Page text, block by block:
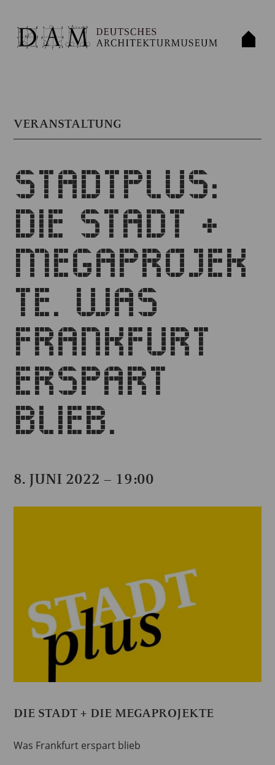
VERANSTALTUNG
STADTPLUS:
DIE STADT +
MEGAPROJEK
TE. WAS
FRANKFURT
ERSPART
BLIEB.
8. JUNI 2022 – 19:00
DIE STADT + DIE MEGAPROJEKTE
Was Frankfurt erspart blieb